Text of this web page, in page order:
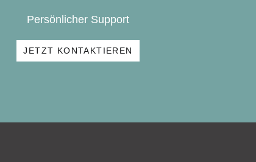
Persönlicher Support
JETZT KONTAKTIEREN